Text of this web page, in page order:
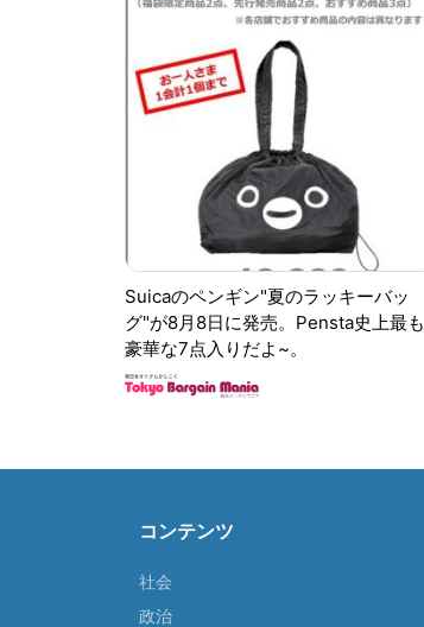
Suicaのペンギン"夏のラッキーバッ
グ"が8月8日に発売。Pensta史上最も
豪華な7点入りだよ~。
コンテンツ
社会
政治